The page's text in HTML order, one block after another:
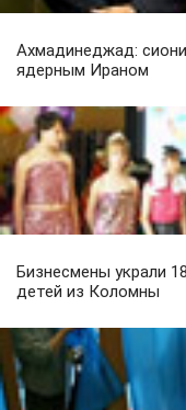
Ахмадинеджад:
ядерным Ираном
Бизнесмены украли
детей из Коломны